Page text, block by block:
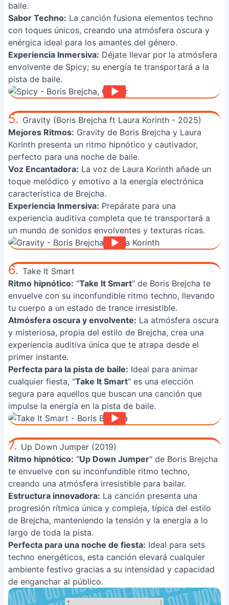
baile.
Sabor Techno: La canción fusiona elementos techno
con toques únicos, creando una atmósfera oscura y
enérgica ideal para los amantes del género.
Experiencia Inmersiva: Déjate llevar por la atmósfera
envolvente de Spicy; su energía te transportará a la
pista de baile.
5. Gravity (Boris Brejcha ft Laura Korinth - 2025)
Mejores Ritmos: Gravity de Boris Brejcha y Laura
Korinth presenta un ritmo hipnótico y cautivador,
perfecto para una noche de baile.
Voz Encantadora: La voz de Laura Korinth añade un
toque melódico y emotivo a la energía electrónica
característica de Brejcha.
Experiencia Inmersiva: Prepárate para una
experiencia auditiva completa que te transportará a
un mundo de sonidos envolventes y texturas ricas.
6. Take It Smart
Ritmo hipnótico: "Take It Smart" de Boris Brejcha te
envuelve con su inconfundible ritmo techno, llevando
tu cuerpo a un estado de trance irresistible.
Atmósfera oscura y envolvente: La atmósfera oscura
y misteriosa, propia del estilo de Brejcha, crea una
experiencia auditiva única que te atrapa desde el
primer instante.
Perfecta para la pista de baile: Ideal para animar
cualquier fiesta, "Take It Smart" es una elección
segura para aquellos que buscan una canción que
impulse la energía en la pista de baile.
7. Up Down Jumper (2019)
Ritmo hipnótico: "Up Down Jumper" de Boris Brejcha
te envuelve con su inconfundible ritmo techno,
creando una atmósfera irresistible para bailar.
Estructura innovadora: La canción presenta una
progresión rítmica única y compleja, típica del estilo
de Brejcha, manteniendo la tensión y la energía a lo
largo de toda la pista.
Perfecta para una noche de fiesta: Ideal para sets
techno energéticos, esta canción elevará cualquier
ambiente festivo gracias a su intensidad y capacidad
de enganchar al público.